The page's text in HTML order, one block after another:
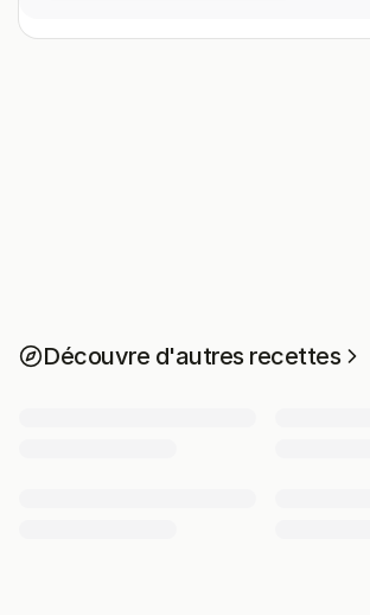
Découvre d'autres recettes